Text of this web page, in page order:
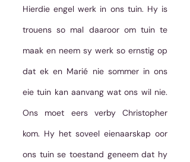
Hierdie engel werk in ons tuin. Hy is
trouens so mal daaroor om tuin te
maak en neem sy werk so ernstig op
dat ek en Marié nie sommer in ons
eie tuin kan aanvang wat ons wil nie.
Ons moet eers verby Christopher
kom. Hy het soveel eienaarskap oor
ons tuin se toestand geneem dat hy